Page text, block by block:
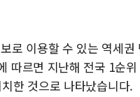
로 이용할 수 있는 역세권
따르면 지난해 전국 1순
한 것으로 나타났습니다.